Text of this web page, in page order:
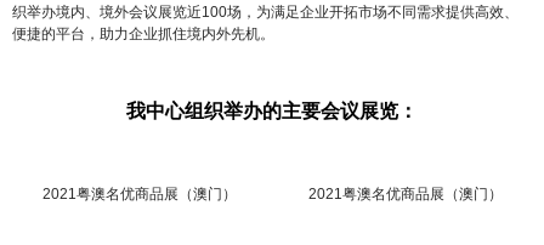
织举办境内、境外会议展览近100场，为满足企业开拓市场不同需求提供高效、
便捷的平台，助力企业抓住境内外先机。
我中心组织举办的主要会议展览：
2021粤澳名优商品展（澳门） 2021粤澳名优商品展（澳门）